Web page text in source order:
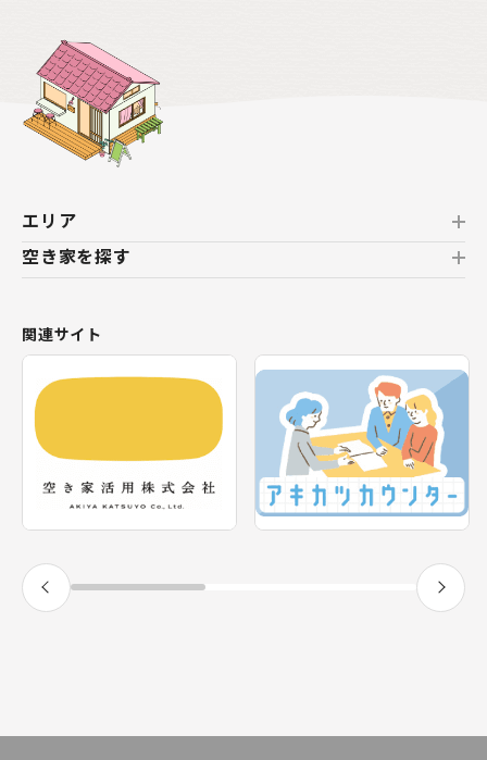
エリア
北海道
東北
関東
神奈川県
甲信越・北陸
東海
静岡県
空き家を探す
新着の空き家
テーマから探す
エリアから探す
関連サイト